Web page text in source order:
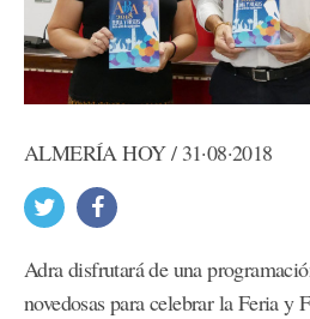
ALMERÍA HOY / 31·08·2018
Adra disfrutará de una
novedosas para celebrar la Feria y